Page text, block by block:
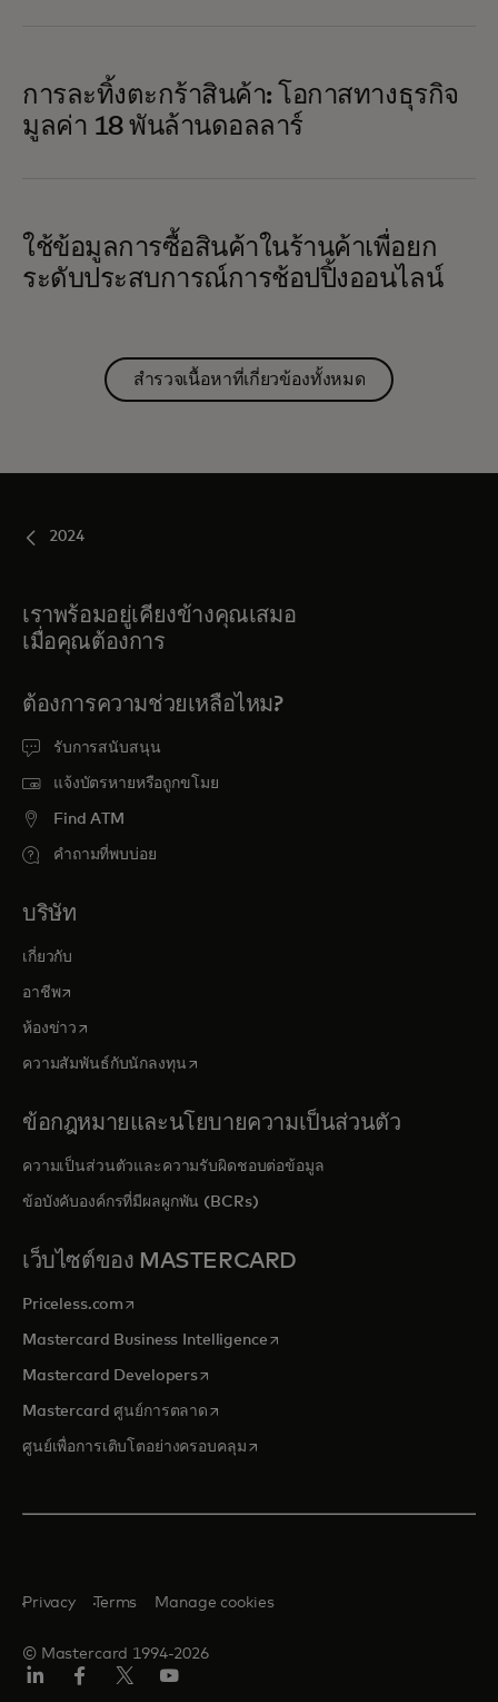
การละทิ้งตะกร้าสินค้า: โอกาสทางธุรกิจ
มูลค่า 18 พันล้านดอลลาร์
ใช้ข้อมูลการซื้อสินค้าในร้านค้าเพื่อยก
ระดับประสบการณ์การช้อปปิ้งออนไลน์
สำรวจเนื้อหาที่เกี่ยวข้องทั้งหมด
2024
เราพร้อมอยู่เคียงข้างคุณเสมอ
เมื่อคุณต้องการ
ต้องการความช่วยเหลือไหม?
รับการสนับสนุน
แจ้งบัตรหายหรือถูกขโมย
Find ATM
คำถามที่พบบ่อย
บริษัท
เกี่ยวกับ
อาชีพopens in a new tab
ห้องข่าว opens in a new tab
ความสัมพันธ์กับนักลงทุน opens in a new tab
ข้อกฎหมายและนโยบายความเป็นส่วนตัว
ความเป็นส่วนตัวและความรับผิดชอบต่อข้อมูล
ข้อบังคับองค์กรที่มีผลผูกพัน (BCRs)
เว็บไซต์ของ MASTERCARD
Priceless.com opens in a new tab
Mastercard Business Intelligenceopens in a new tab
Mastercard Developersopens in a new tab
Mastercard ศูนย์การตลาด opens in a new tab
ศูนย์เพื่อการเติบโตอย่างครอบคลุมopens in a new tab
© Mastercard 1994-2026
Privacy Terms Manage cookies